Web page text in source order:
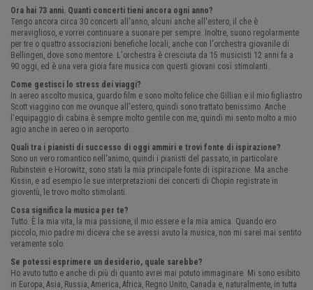
Ora hai 73 anni. Quanti concerti tieni ancora ogni anno?
Tengo ancora circa 30 concerti all'anno, alcuni anche all'estero, il che è
meraviglioso, e vorrei continuare a suonare per sempre. Inoltre, suono regolarmente
per tre o quattro associazioni benefiche locali, anche con l'orchestra giovanile di
Bellingen, dove sono mentore. L'orchestra è cresciuta da 15 musicisti 12 anni fa a
90 oggi, ed è una vera gioia fare musica con questi giovani così stimolanti.
Come gestisci lo stress dei viaggi?
In aereo ascolto musica, guardo film e sono molto felice che Gillian e il mio figliastro
Scott viaggino con me ovunque all'estero, quindi sono trattato benissimo. Anche
l'equipaggio di cabina è sempre molto gentile con me, quindi mi sento molto a mio
agio anche in aereo o in aeroporto.
Quali tra i pianisti di successo di oggi ammiri e trovi fonte di ispirazione?
Sono un vero romantico nell'animo, quindi i pianisti del passato, in particolare
Rubinstein e Horowitz, sono stati la mia principale fonte di ispirazione. Ma anche
Kissin, e ad esempio le sue interpretazioni dei concerti di Chopin registrate in
gioventù, le trovo molto stimolanti.
Cosa significa la musica per te?
Tutto. È la mia vita, la mia passione, il mio essere e la mia amica. Quando ero
piccolo, mio ​​padre mi diceva che se avessi avuto la musica, non mi sarei mai sentito
veramente solo.
Se potessi esprimere un desiderio, quale sarebbe?
Ho avuto tutto e anche di più di quanto avrei mai potuto immaginare. Mi sono esibito
in Europa, Asia, Russia, America, Africa, Regno Unito, Canada e, naturalmente, in tutta